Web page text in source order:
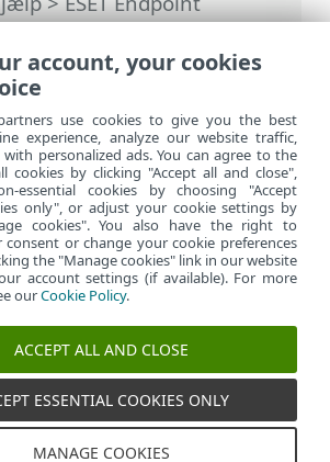
til
der fjernadministreres>
> Sådan fungerer flag
spol. s Administrer cookies
account, your cookies
use cookies to give you the best
experience, analyze our website traffic,
personalized ads. You can agree to the
cookies by clicking "Accept all and close",
essential cookies by choosing "Accept
only", or adjust your cookie settings by
cookies". You also have the right to
or change your cookie preferences
the "Manage cookies" link in our website
account settings (if available). For more
ourCookie Policy.
ACCEPT ALL AND CLOSE
ESSENTIAL COOKIES ONLY
MANAGE COOKIES